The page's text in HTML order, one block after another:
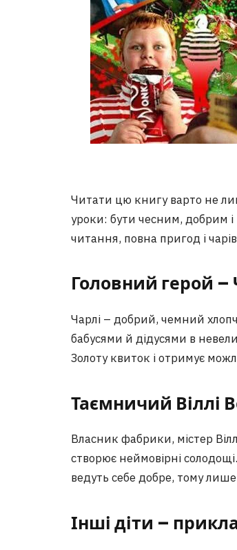
Читати цю книгу варто не
уроки: бути чесним, добрим і
читання, повна пригод і
Головний герой –
Чарлі – добрий, чемний
бабусями й дідусями в
Золоту квиток і отримує
Таємничий Віллі
Власник фабрики, містер
створює неймовірні
ведуть себе добре, тому
Інші діти –